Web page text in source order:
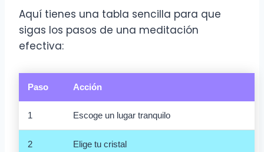
Aquí tienes una tabla sencilla para que
sigas los pasos de una meditación
efectiva:
Paso Acción
1 Escoge un lugar tranquilo
2 Elige tu cristal